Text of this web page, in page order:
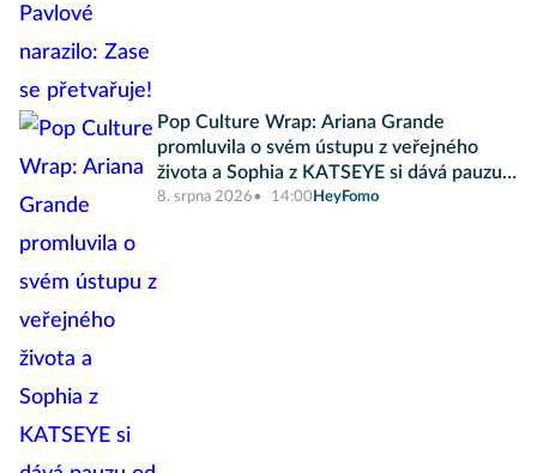
Pop Culture Wrap: Ariana Grande
promluvila o svém ústupu z veřejného
života a Sophia z KATSEYE si dává pauzu
od skupiny
8. srpna 2026 14:00 HeyFomo